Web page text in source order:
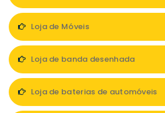
Loja de Móveis
Loja de banda desenhada
Loja de baterias de automóveis